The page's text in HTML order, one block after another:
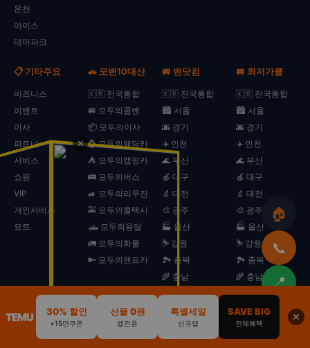
온천
아이스
테마파크
📋 기타주요
비즈니스
이벤트
이사
파트너
서비스
쇼핑
VIP
개인서비스
요트
🚗 모밴10대산
🇰🇷 전국통합
🚐 모두의콜밴
📦 모두의이사
💍 모두의웨딩카
⛺ 모두의캠핑카
🚌 모두의버스
🚙 모두의리무진
🚕 모두의콜택시
🛻 모두의용달
🚛 모두의화물
🔑 모두의렌트카
🚐 밴닷컴
🇰🇷 전국통합
🏙️ 서울
🌆 경기
✈️ 인천
🌊 부산
🍎 대구
🔬 대전
🎨 광주
🏭 울산
⛷️ 강원
🏞️ 충북
🌾 충남
🎭 전북
🌿 전남
🏛️ 경북
🚐 최저가콜
🇰🇷 전국통합
🏙️ 서울
🌆 경기
✈️ 인천
🌊 부산
🍎 대구
🔬 대전
🎨 광주
🏭 울산
⛷️ 강원
🏞️ 충북
🌾 충남
🎭 전북
🌿 전남
🏛️ 경북
🏠
📞
📍
🏠 🚗
리무진 웨딩카
🏕️
캠핑카
📢
광고
✕
TEMU 30% 할인
+15만쿠폰
선물 0원
앱전용
특별세일
신규앱
SAVE BIG
전체혜택
✕